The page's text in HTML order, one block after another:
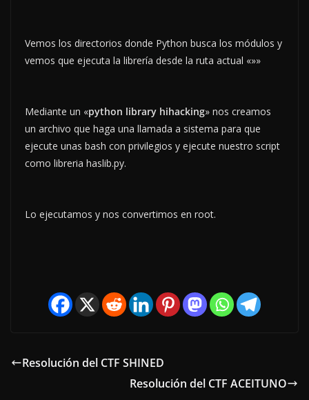
Vemos los directorios donde Python busca los módulos y
vemos que ejecuta la librería desde la ruta actual «»»
Mediante un «python library hihacking» nos creamos
un archivo que haga una llamada a sistema para que
ejecute unas bash con privilegios y ejecute nuestro script
como libreria haslib.py.
Lo ejecutamos y nos convertimos en root.
Resolución del CTF SHINED
Resolución del CTF ACEITUNO